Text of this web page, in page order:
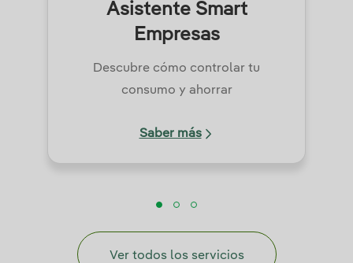
Asistente Smart
Empresas
Descubre cómo controlar tu
consumo y ahorrar
Saber más
Ver todos los servicios